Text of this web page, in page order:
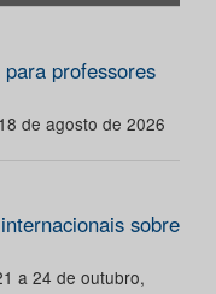
professores
de agosto de 2026
sobre
a 24 de outubro,